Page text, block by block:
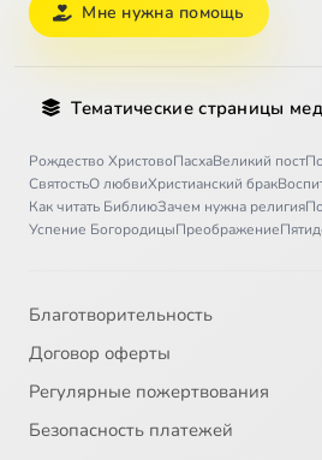
Мне нужна помощь
Тематические страницы
Рождество ХристовоПасхаВеликий пост
СвятостьО любвиХристианский брак
Как читать БиблиюЗачем нужна религия
Успение БогородицыПреображение
Благотворительность
Договор оферты
Регулярные пожертвования
Безопасность платежей